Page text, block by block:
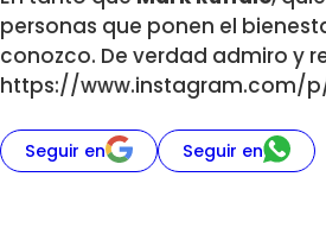
personas que ponen el
conozco. De verdad admiro y
https://www.instagram.com/p/
Seguir en Seguir en